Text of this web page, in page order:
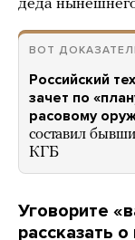
деда
ВОТ
Российский
зачет по
расовому
составил
КГБ
Уговорите
рассказать